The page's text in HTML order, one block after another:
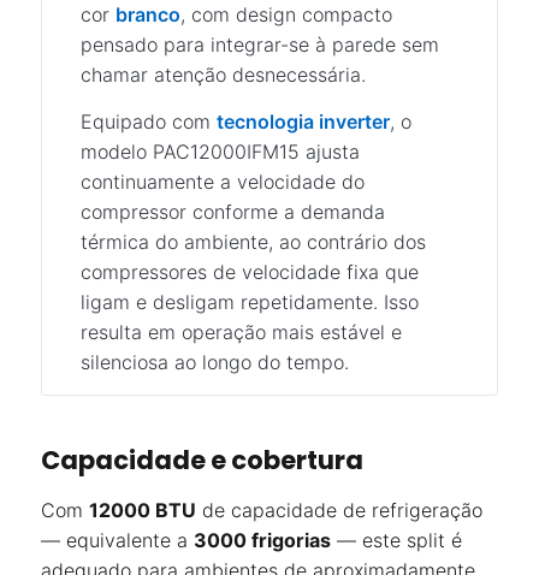
cor branco, com design compacto
pensado para integrar-se à parede sem
chamar atenção desnecessária.
Equipado com tecnologia inverter, o
modelo PAC12000IFM15 ajusta
continuamente a velocidade do
compressor conforme a demanda
térmica do ambiente, ao contrário dos
compressores de velocidade fixa que
ligam e desligam repetidamente. Isso
resulta em operação mais estável e
silenciosa ao longo do tempo.
Capacidade e cobertura
Com 12000 BTU de capacidade de refrigeração
— equivalente a 3000 frigorias — este split é
adequado para ambientes de aproximadamente